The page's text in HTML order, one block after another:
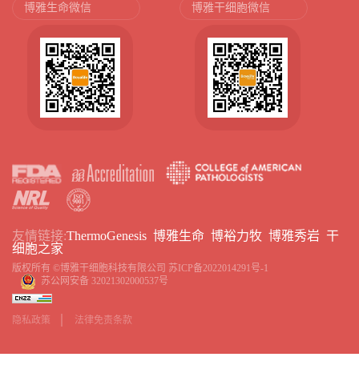
博雅生命微信 博雅干细胞微信
友情链接:ThermoGenesis 博雅生命 博裕力牧 博雅秀岩 干
细胞之家
版权所有 ©博雅干细胞科技有限公司 苏ICP备2022014291号-1
苏公网安备 32021302000537号
隐私政策 法律免责条款